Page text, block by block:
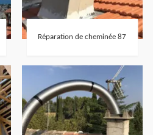
Réparation de cheminée 87